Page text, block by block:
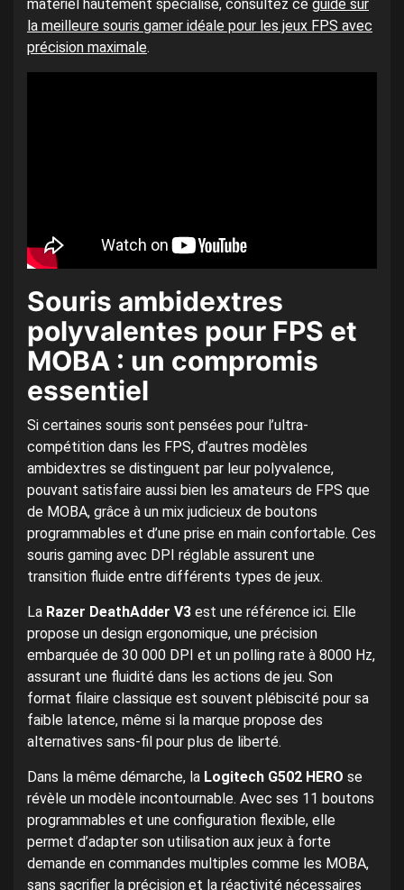
matériel hautement spécialisé, consultez ce guide sur
la meilleure souris gamer idéale pour les jeux FPS avec
précision maximale.
Souris ambidextres
polyvalentes pour FPS et
MOBA : un compromis
essentiel
Si certaines souris sont pensées pour l’ultra-
compétition dans les FPS, d’autres modèles
ambidextres se distinguent par leur polyvalence,
pouvant satisfaire aussi bien les amateurs de FPS que
de MOBA, grâce à un mix judicieux de boutons
programmables et d’une prise en main confortable. Ces
souris gaming avec DPI réglable assurent une
transition fluide entre différents types de jeux.
La Razer DeathAdder V3 est une référence ici. Elle
propose un design ergonomique, une précision
embarquée de 30 000 DPI et un polling rate à 8000 Hz,
assurant une fluidité dans les actions de jeu. Son
format filaire classique est souvent plébiscité pour sa
faible latence, même si la marque propose des
alternatives sans-fil pour plus de liberté.
Dans la même démarche, la Logitech G502 HERO se
révèle un modèle incontournable. Avec ses 11 boutons
programmables et une configuration flexible, elle
permet d’adapter son utilisation aux jeux à forte
demande en commandes multiples comme les MOBA,
sans sacrifier la précision et la réactivité nécessaires